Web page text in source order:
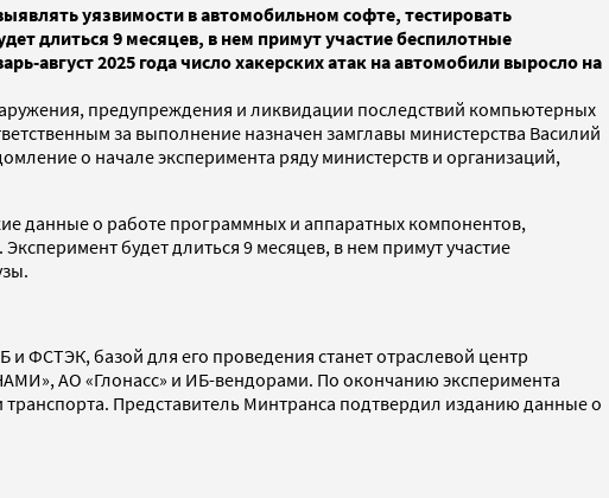
уязвимости в автомобильном софте, тестировать
длиться 9 месяцев, в нем примут участие беспилотные
август 2025 года число хакерских атак на автомобили выросло на
предупреждения и ликвидации последствий компьютерных
за выполнение назначен замглавы министерства Василий
о начале эксперимента ряду министерств и организаций,
данные о работе программных и аппаратных компонентов,
будет длиться 9 месяцев, в нем примут участие
ФСТЭК, базой для его проведения станет отраслевой центр
АО «Глонасс» и ИБ-вендорами. По окончанию эксперимента
транспорта. Представитель Минтранса подтвердил изданию данные о